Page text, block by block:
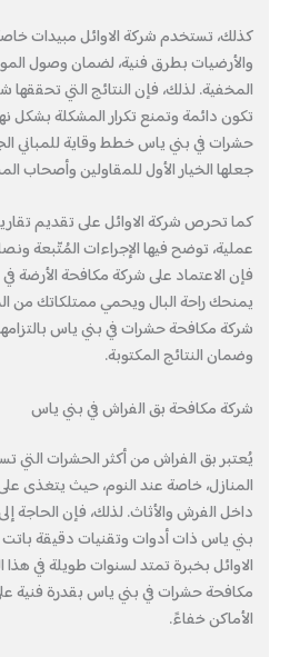
كذلك، تستخدم شركة الاوائل مبيدات
والأرضيات بطرق فنية، لضمان وصول
المخفية. لذلك، فإن النتائج التي
تكون دائمة وتمنع تكرار المشكلة بشكل
حشرات في بني ياس خطط وقاية للمباني
جعلها الخيار الأول للمقاولين وأصحاب
كما تحرص شركة الاوائل على تقديم
عملية، توضح فيها الإجراءات المُتّبعة
فإن الاعتماد على شركة مكافحة الأرضة في
يمنحك راحة البال ويحمي ممتلكاتك من
شركة مكافحة حشرات في بني ياس بالتزامها
وضمان النتائج المكتوبة.
شركة مكافحة بق الفراش في بني ياس
يُعتبر بق الفراش من أكثر الحشرات التي
المنازل، خاصة عند النوم، حيث يتغذى
داخل الفرش والأثاث. لذلك، فإن الحاجة
بني ياس ذات أدوات وتقنيات دقيقة باتت
الاوائل بخبرة تمتد لسنوات طويلة في هذا
مكافحة حشرات في بني ياس بقدرة فنية
الأماكن خفاءً.